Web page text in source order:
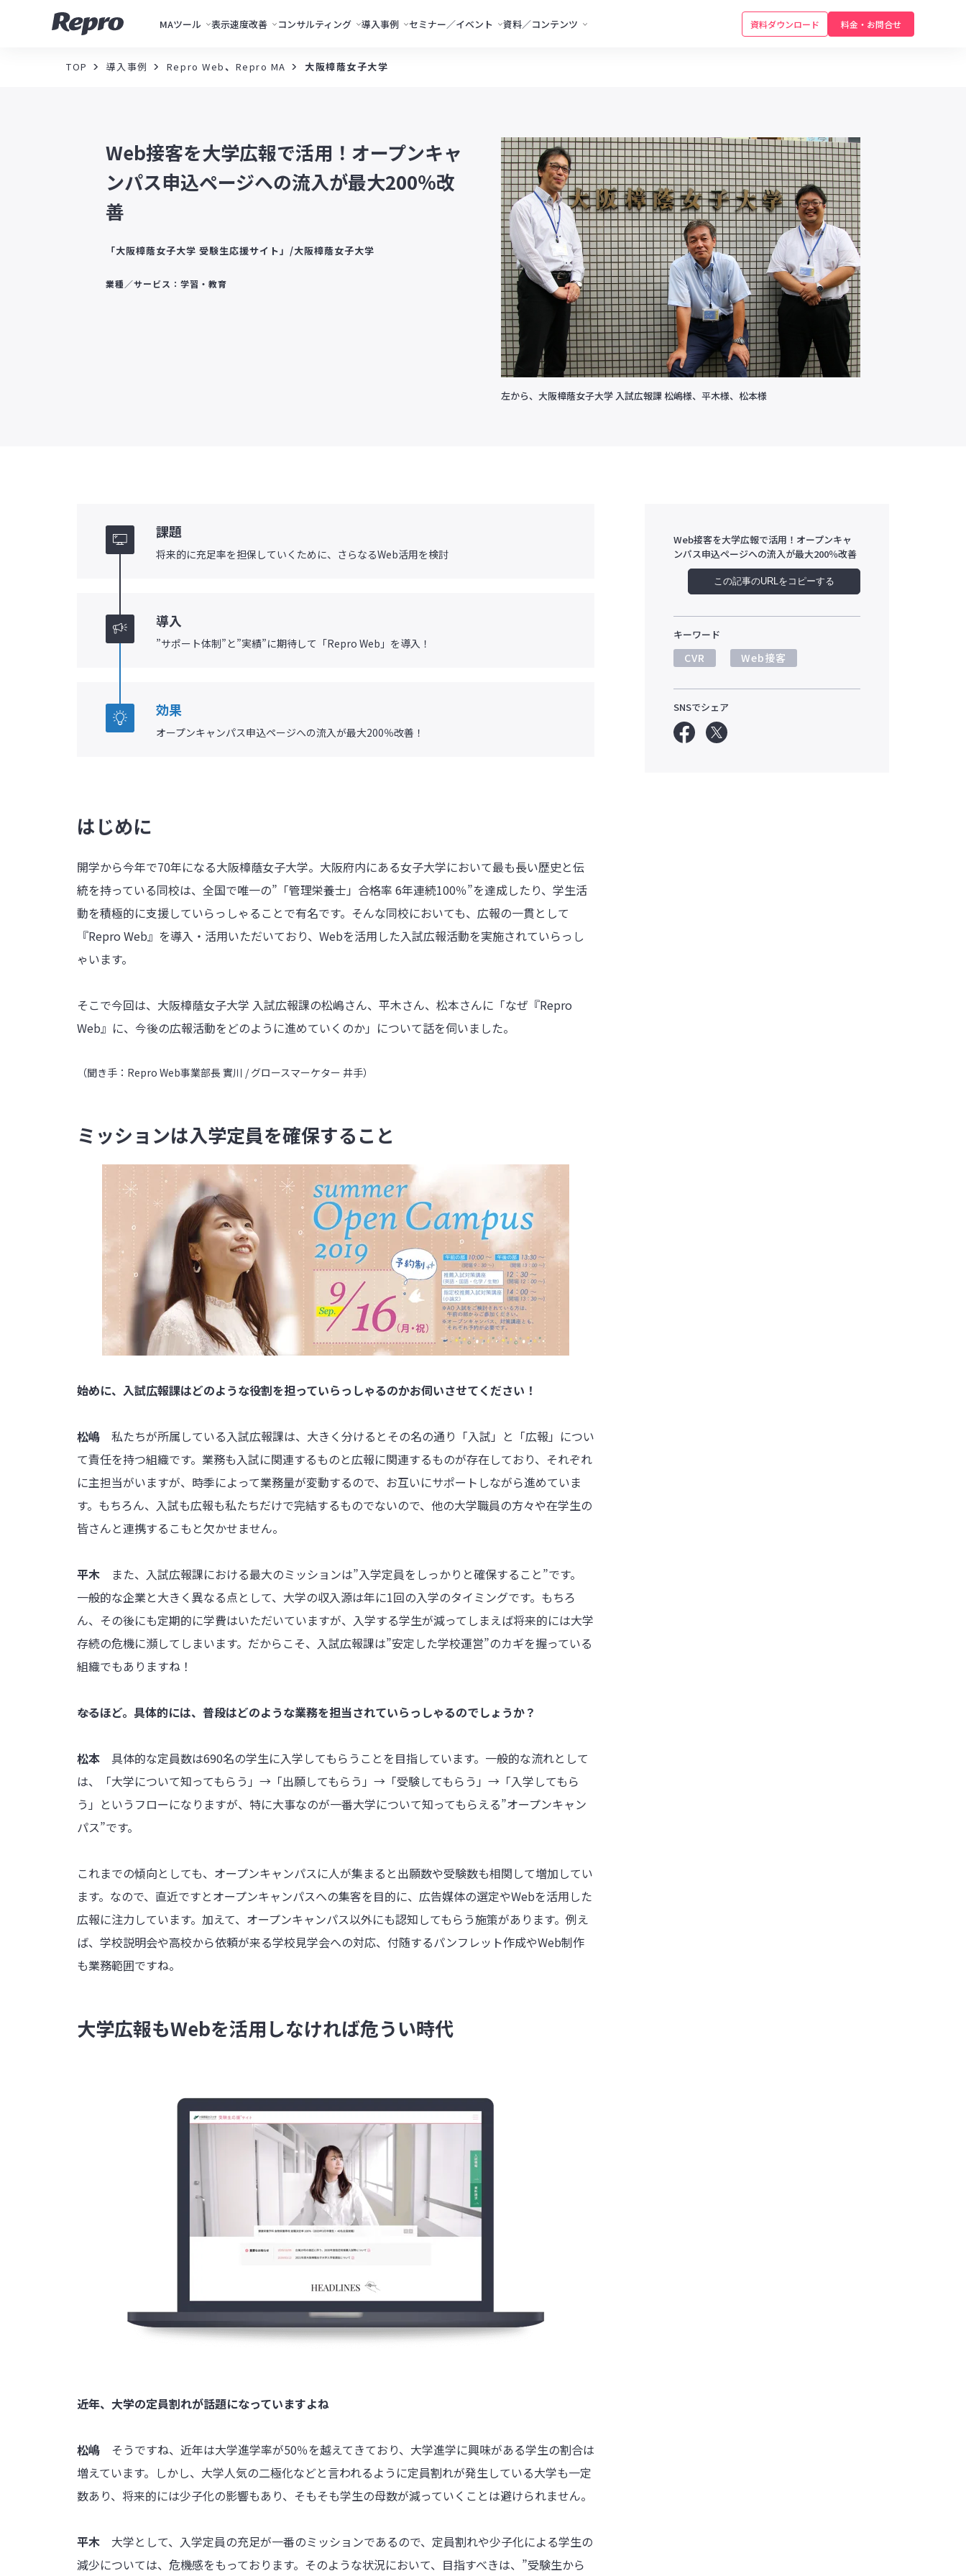
MAツール 表示速度改善 コンサルティング 導入事例 セミナー／イベント 資料／コンテンツ 資料ダウンロード 料金・お問合せ
TOP 導入事例 Repro Web、 Repro MA 大阪樟蔭女子大学
左から、大阪樟蔭女子大学 入試広報課 松嶋様、平木様、松本様
Web接客を大学広報で活用！オープンキャ
ンパス申込ページへの流入が最大200％改
善
「大阪樟蔭女子大学 受験生応援サイト」/大阪樟蔭女子大学
業種／サービス：学習・教育
課題
将来的に充足率を担保していくために、さらなるWeb活用を検討
導入
”サポート体制”と”実績”に期待して「Repro Web」を導入！
効果
オープンキャンパス申込ページへの流入が最大200％改善！
はじめに
開学から今年で70年になる大阪樟蔭女子大学。大阪府内にある女子大学において最も長い歴史と伝
統を持っている同校は、全国で唯一の”「管理栄養士」合格率 6年連続100％”を達成したり、学生活
動を積極的に支援していらっしゃることで有名です。そんな同校においても、広報の一貫として
『Repro Web』を導入・活用いただいており、Webを活用した入試広報活動を実施されていらっし
ゃいます。
そこで今回は、大阪樟蔭女子大学 入試広報課の松嶋さん、平木さん、松本さんに「なぜ『Repro
Web』に、今後の広報活動をどのように進めていくのか」について話を伺いました。
（聞き手：Repro Web事業部長 實川 / グロースマーケター 井手）
ミッションは入学定員を確保すること
――始めに、入試広報課はどのような役割を担っていらっしゃるのかお伺いさせてください！
松嶋 私たちが所属している入試広報課は、大きく分けるとその名の通り「入試」と「広報」につい
て責任を持つ組織です。業務も入試に関連するものと広報に関連するものが存在しており、それぞれ
に主担当がいますが、時季によって業務量が変動するので、お互いにサポートしながら進めていま
す。もちろん、入試も広報も私たちだけで完結するものでないので、他の大学職員の方々や在学生の
皆さんと連携するこもと欠かせません。
平木
また、入試広報課における最大のミッションは”入学定員をしっかりと確保すること”です。
一般的な企業と大きく異なる点として、大学の収入源は年に1回の入学のタイミングです。もちろ
ん、その後にも定期的に学費はいただいていますが、入学する学生が減ってしまえば将来的には大学
存続の危機に瀕してしまいます。だからこそ、入試広報課は”安定した学校運営”のカギを握っている
組織でもありますね！
――なるほど。具体的には、普段はどのような業務を担当されていらっしゃるのでしょうか？
松本 具体的な定員数は690名の学生に入学してもらうことを目指しています。一般的な流れとして
は、「大学について知ってもらう」→「出願してもらう」→「受験してもらう」→「入学してもら
う」というフローになりますが、特に大事なのが一番大学について知ってもらえる”オープンキャン
パス”です。
これまでの傾向としても、オープンキャンパスに人が集まると出願数や受験数も相関して増加してい
ます。なので、直近ですとオープンキャンパスへの集客を目的に、広告媒体の選定やWebを活用した
広報に注力しています。加えて、オープンキャンパス以外にも認知してもらう施策があります。例え
ば、学校説明会や高校から依頼が来る学校見学会への対応、付随するパンフレット作成やWeb制作
も業務範囲ですね。
大学広報もWebを活用しなければ危うい時代
――近年、大学の定員割れが話題になっていますよね
松嶋 そうですね、近年は大学進学率が50％を越えてきており、大学進学に興味がある学生の割合は
増えています。しかし、大学人気の二極化などと言われるように定員割れが発生している大学も一定
数あり、将来的には少子化の影響もあり、そもそも学生の母数が減っていくことは避けられません。
平木 大学として、入学定員の充足が一番のミッションであるので、定員割れや少子化による学生の
減少については、危機感をもっております。そのような状況において、目指すべきは、”受験生から
Web接客を大学広報で活用！オープンキャ
ンパス申込ページへの流入が最大200％改善
この記事のURLをコピーする
キーワード
CVR Web接客
SNSでシェア